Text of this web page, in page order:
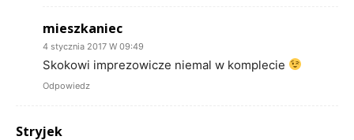
mieszkaniec
4 stycznia 2017 W 09:49
Skokowi imprezowicze niemal w komplecie
Odpowiedz
Stryjek